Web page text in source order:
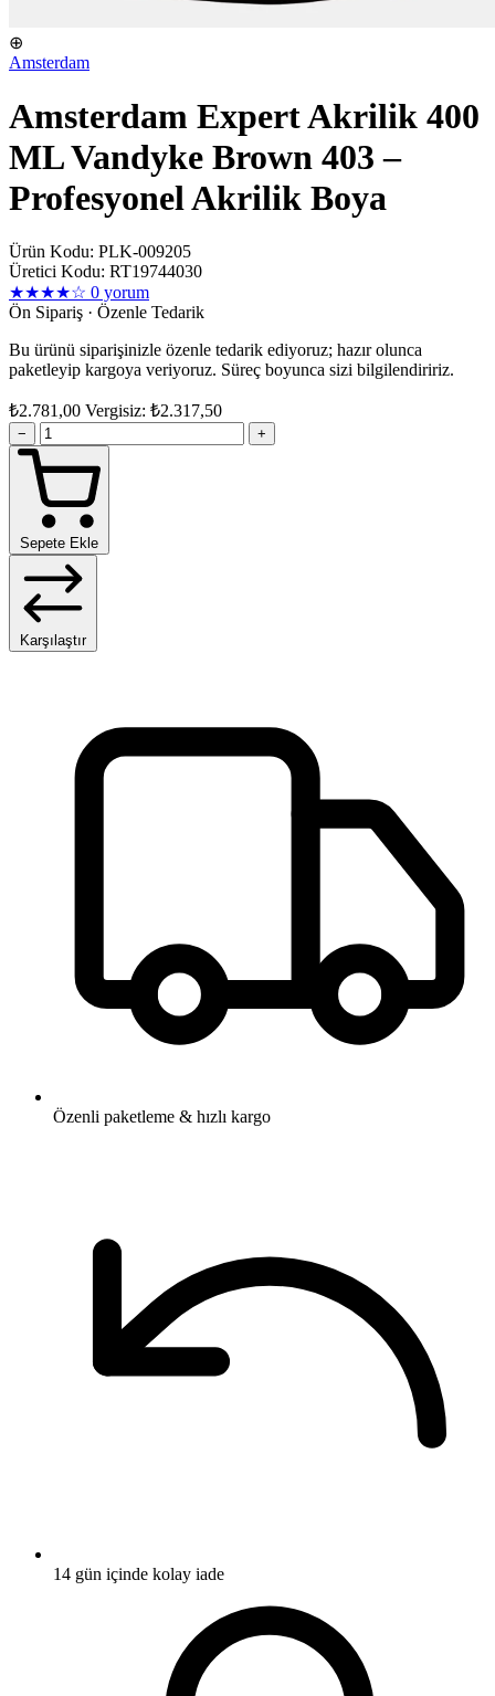
⊕
Amsterdam
Amsterdam Expert Akrilik 400
ML Vandyke Brown 403 –
Profesyonel Akrilik Boya
Ürün Kodu: PLK-009205
Üretici Kodu: RT19744030
★★★★☆ 0 yorum
Ön Sipariş · Özenle Tedarik
Bu ürünü siparişinizle özenle tedarik ediyoruz; hazır olunca
paketleyip kargoya veriyoruz. Süreç boyunca sizi bilgilendiririz.
₺2.781,00 Vergisiz: ₺2.317,50
− +
Sepete Ekle
Karşılaştır
Özenli paketleme & hızlı kargo
14 gün içinde kolay iade